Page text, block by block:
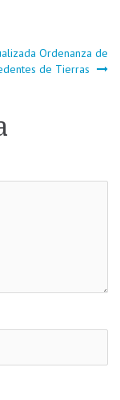
Ordenanza de
de Tierras